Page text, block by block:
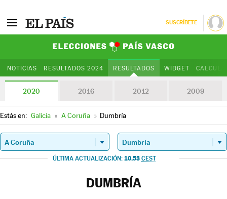
SUSCRÍBETE
NOTICIAS RESULTADOS 2024 RESULTADOS WIDGET
2020 2016 2012 2009
Estás en: Galicia » A Coruña » Dumbría
ÚLTIMA ACTUALIZACIÓN: 10.53 CEST
DUMBRÍA